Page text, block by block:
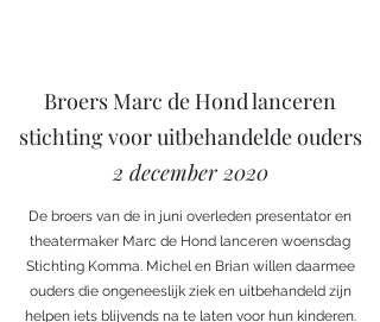
Broers Marc de Hond lanceren
stichting voor uitbehandelde ouders
2 december 2020
De broers van de in juni overleden presentator en
theatermaker Marc de Hond lanceren woensdag
Stichting Komma. Michel en Brian willen daarmee
ouders die ongeneeslijk ziek en uitbehandeld zijn
helpen iets blijvends na te laten voor hun kinderen.